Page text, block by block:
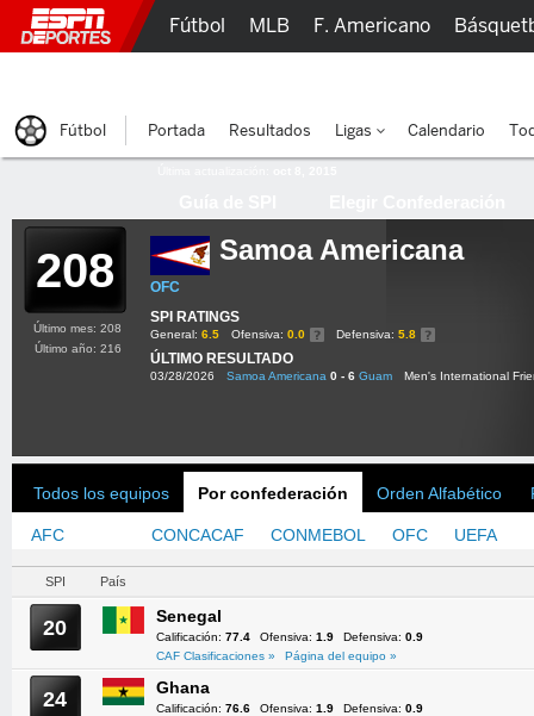
208 Samoa Americana
OFC
SPI RATINGS
General: 6.5 Ofensiva: 0.0 Defensiva: 5.8
ÚLTIMO RESULTADO
03/28/2026 Samoa Americana 0 - 6 Guam Men's International
Último mes: 208
Último año: 216
Todos los equipos Por confederación Orden Alfabético
AFC CONCACAF CONMEBOL OFC UEFA
SPI País
20 Senegal
Calificación: 77.4 Ofensiva: 1.9 Defensiva: 0.9
CAF Clasificaciones »
Página del equipo »
24 Ghana
Calificación: 76.6 Ofensiva: 1.9 Defensiva: 0.9
Fútbol MLB F. Americano
Fútbol Portada Resultados Ligas Calendario